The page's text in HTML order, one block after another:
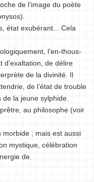
de l’image du poète
état exubérant... Cela
l’en-thous-
d’exaltation, de délire
de la divinité. Il
de l’état de trouble
de la jeune sylphide.
au philosophe (voir
morbide ; mais est aussi
mystique, célébration
de.